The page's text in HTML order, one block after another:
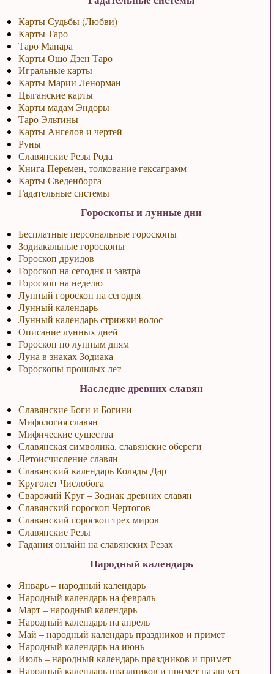
Карты Судьбы (Любви)
Карты Таро
Таро Манара
Карты Ошо Дзен Таро
Игральные карты
Карты Марии Ленорман
Цыганские карты
Карты мадам Эндоры
Таро Эльтины
Карты Ангелов и чертей
Руны
Славянские Резы Рода
Книга Перемен, толкование гексаграмм
Карты Сведенборга
Гадательные системы
Гороскопы и лунные дни
Бесплатные персональные гороскопы
Зодиакальные гороскопы
Гороскоп друидов
Гороскоп на сегодня и завтра
Гороскоп на неделю
Лунный гороскоп на сегодня
Лунный календарь
Лунный календарь стрижки волос
Описание лунных дней
Гороскоп по лунным дням
Луна в знаках Зодиака
Гороскопы прошлых лет
Наследие древних славян
Славянские Боги и Богини
Мифология славян
Мифические существа
Славянская символика, славянские обереги
Летоисчисление славян
Славянский календарь Коляды Дар
Круголет Числобога
Сварожий Круг – Зодиак древних славян
Славянский гороскоп Чертогов
Славянский гороскоп трех миров
Славянские Резы
Гадания онлайн на славянских Резах
Народный календарь
Январь – народный календарь
Народный календарь на февраль
Март – народный календарь
Народный календарь на апрель
Май – народный календарь праздников и примет
Народный календарь на июнь
Июль – народный календарь праздников и примет
Народный календарь праздников и примет на август